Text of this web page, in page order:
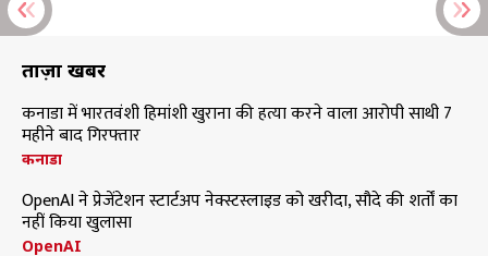
ताज़ा खबरें
कनाडा में भारतवंशी हिमांशी खुराना की हत्या करने वाला आरोपी साथी 7
महीने बाद गिरफ्तार
कनाडा
OpenAI ने प्रेजेंटेशन स्टार्टअप नेक्स्टस्लाइड को खरीदा, सौदे की शर्तों का
नहीं किया खुलासा
OpenAI